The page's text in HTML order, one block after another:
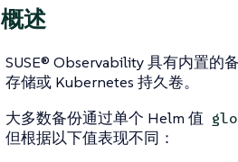
概述
SUSE® Observability 具有内置的
存储或 Kubernetes 持久卷。
大多数备份通过单个 Helm 值
但根据以下值表现不同：